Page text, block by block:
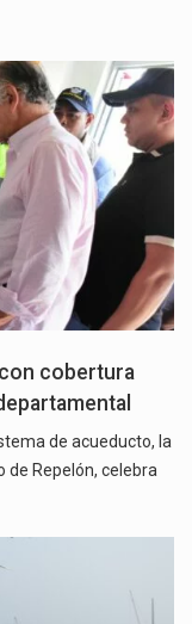
cobertura
de acueducto, la
de Repelón, celebra